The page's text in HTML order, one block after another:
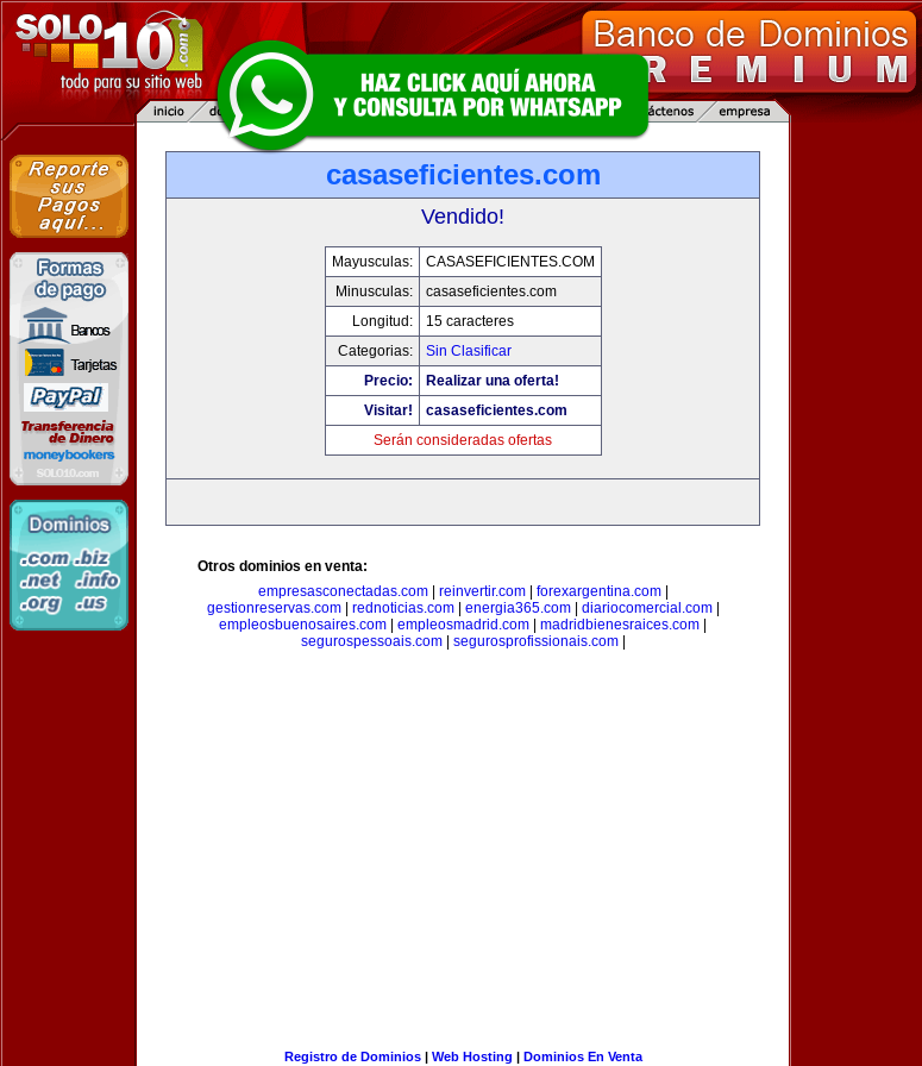
casaseficientes.com
Vendido!
Mayusculas:
CASASEFICIENTES.COM
Minusculas:
casaseficientes.com
Longitud:
15 caracteres
Categorias:
Sin Clasificar
Precio:
Realizar una oferta!
Visitar!
casaseficientes.com
Serán consideradas ofertas
Otros dominios en venta:
empresasconectadas.com| reinvertir.com| forexargentina.com|
gestionreservas.com| rednoticias.com| energia365.com| diariocomercial.com|
empleosbuenosaires.com
empleosmadrid.com madridbienesraices.com
segurospessoais.com| segurosprofissionais.com|
Registro de Dominios| Web Hosting | Dominios En Venta